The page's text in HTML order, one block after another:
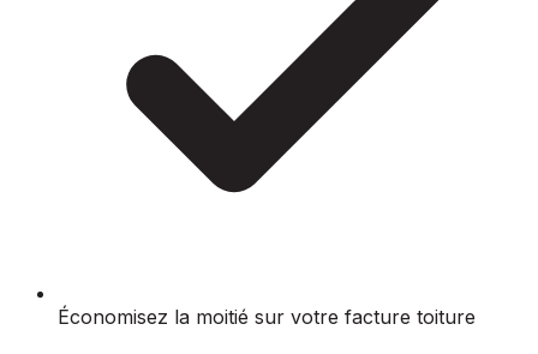
Économisez la moitié sur votre facture toiture